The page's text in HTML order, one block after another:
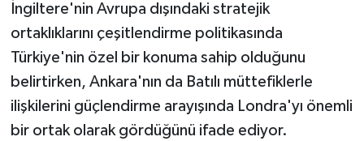
İngiltere'nin Avrupa dışındaki stratejik
ortaklıklarını çeşitlendirme politikasında
Türkiye'nin özel bir konuma sahip olduğunu
belirtirken, Ankara'nın da Batılı müttefiklerle
ilişkilerini güçlendirme arayışında Londra'yı önemli
bir ortak olarak gördüğünü ifade ediyor.